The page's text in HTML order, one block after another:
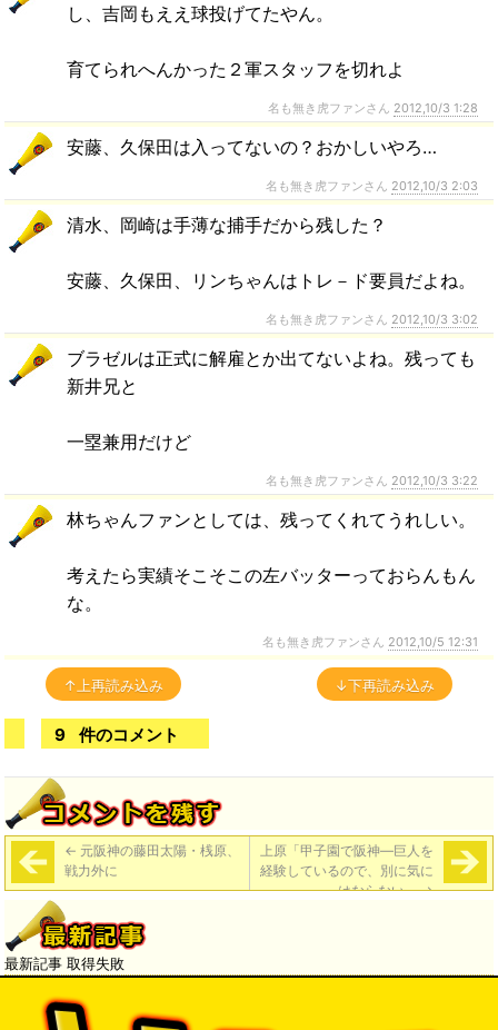
し、吉岡もええ球投げてたやん。
育てられへんかった２軍スタッフを切れよ
名も無き虎ファンさん 2012,10/3 1:28
安藤、久保田は入ってないの？おかしいやろ…
名も無き虎ファンさん 2012,10/3 2:03
清水、岡崎は手薄な捕手だから残した？
安藤、久保田、リンちゃんはトレ－ド要員だよね。
名も無き虎ファンさん 2012,10/3 3:02
ブラゼルは正式に解雇とか出てないよね。残っても
新井兄と
一塁兼用だけど
名も無き虎ファンさん 2012,10/3 3:22
林ちゃんファンとしては、残ってくれてうれしい。
考えたら実績そこそこの左バッターっておらんもん
な。
名も無き虎ファンさん 2012,10/5 12:31
↑上再読み込み ↓下再読み込み
9 件のコメント
← 元阪神の藤田太陽・桟原、
戦力外に
上原「甲子園で阪神―巨人を
経験しているので、別に気に
はならない」→
最新記事 取得失敗